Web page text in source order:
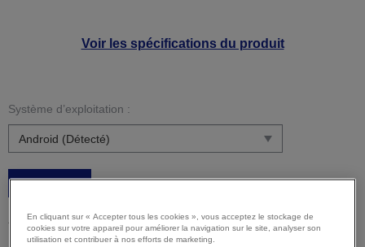
Voir les spécifications du produit
Système d’exploitation :
C’est parti
Attention :Il est possible que votre système d’exploitation
ne soit pas détecté correctement. Il est important que vous
En cliquant sur « Accepter tous les cookies », vous acceptez le stockage de
cookies sur votre appareil pour améliorer la navigation sur le site, analyser son
utilisation et contribuer à nos efforts de marketing.